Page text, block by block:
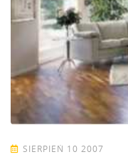
SIERPIEŃ 10 2007